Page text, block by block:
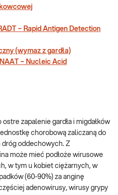
– Rapid Antigen Detection
(wymaz z gardła)
– Nucleic Acid
zapalenie gardła i migdałków
chorobową zaliczaną do
dróg oddechowych. Z
może mieć podłoże wirusowe
w tym u kobiet ciężarnych, w
(60-90%) za anginę
adenowirusy, wirusy grypy